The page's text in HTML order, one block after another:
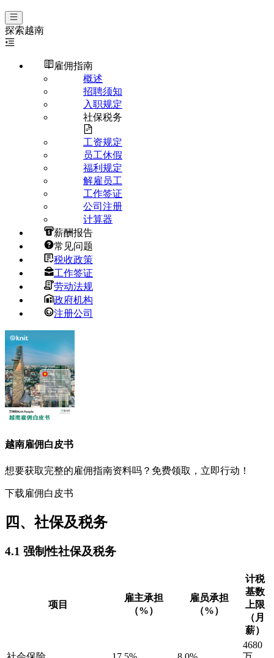
探索越南
雇佣指南
概述
招聘须知
入职规定
社保税务
工资规定
员工休假
福利规定
解雇员工
工作签证
公司注册
计算器
薪酬报告
常见问题
税收政策
工作签证
劳动法规
政府机构
注册公司
越南雇佣白皮书
想要获取完整的雇佣指南资料吗？免费领取，立即行动！
下载雇佣白皮书
四、社保及税务
4.1 强制性社保及税务
项目
雇主承担
（%）
雇员承担
（%）
计税
基数
上限
（月
薪）
4680